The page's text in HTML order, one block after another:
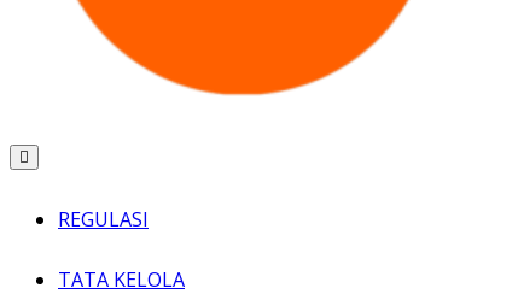
REGULASI
TATA KELOLA